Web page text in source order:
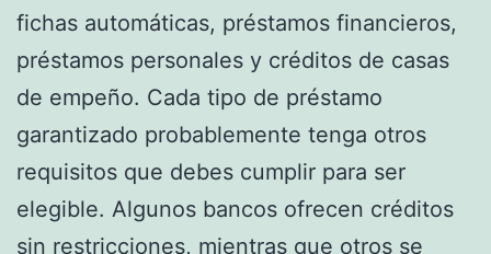
fichas automáticas, préstamos financieros,
préstamos personales y créditos de casas
de empeño. Cada tipo de préstamo
garantizado probablemente tenga otros
requisitos que debes cumplir para ser
elegible. Algunos bancos ofrecen créditos
sin restricciones, mientras que otros se